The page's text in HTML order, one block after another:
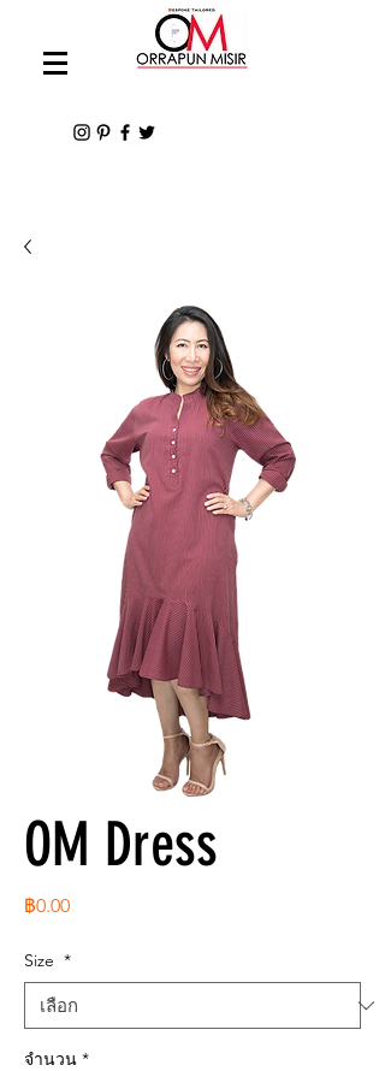
OM Dress
฿0.00ราคา
Size *
จำนวน *